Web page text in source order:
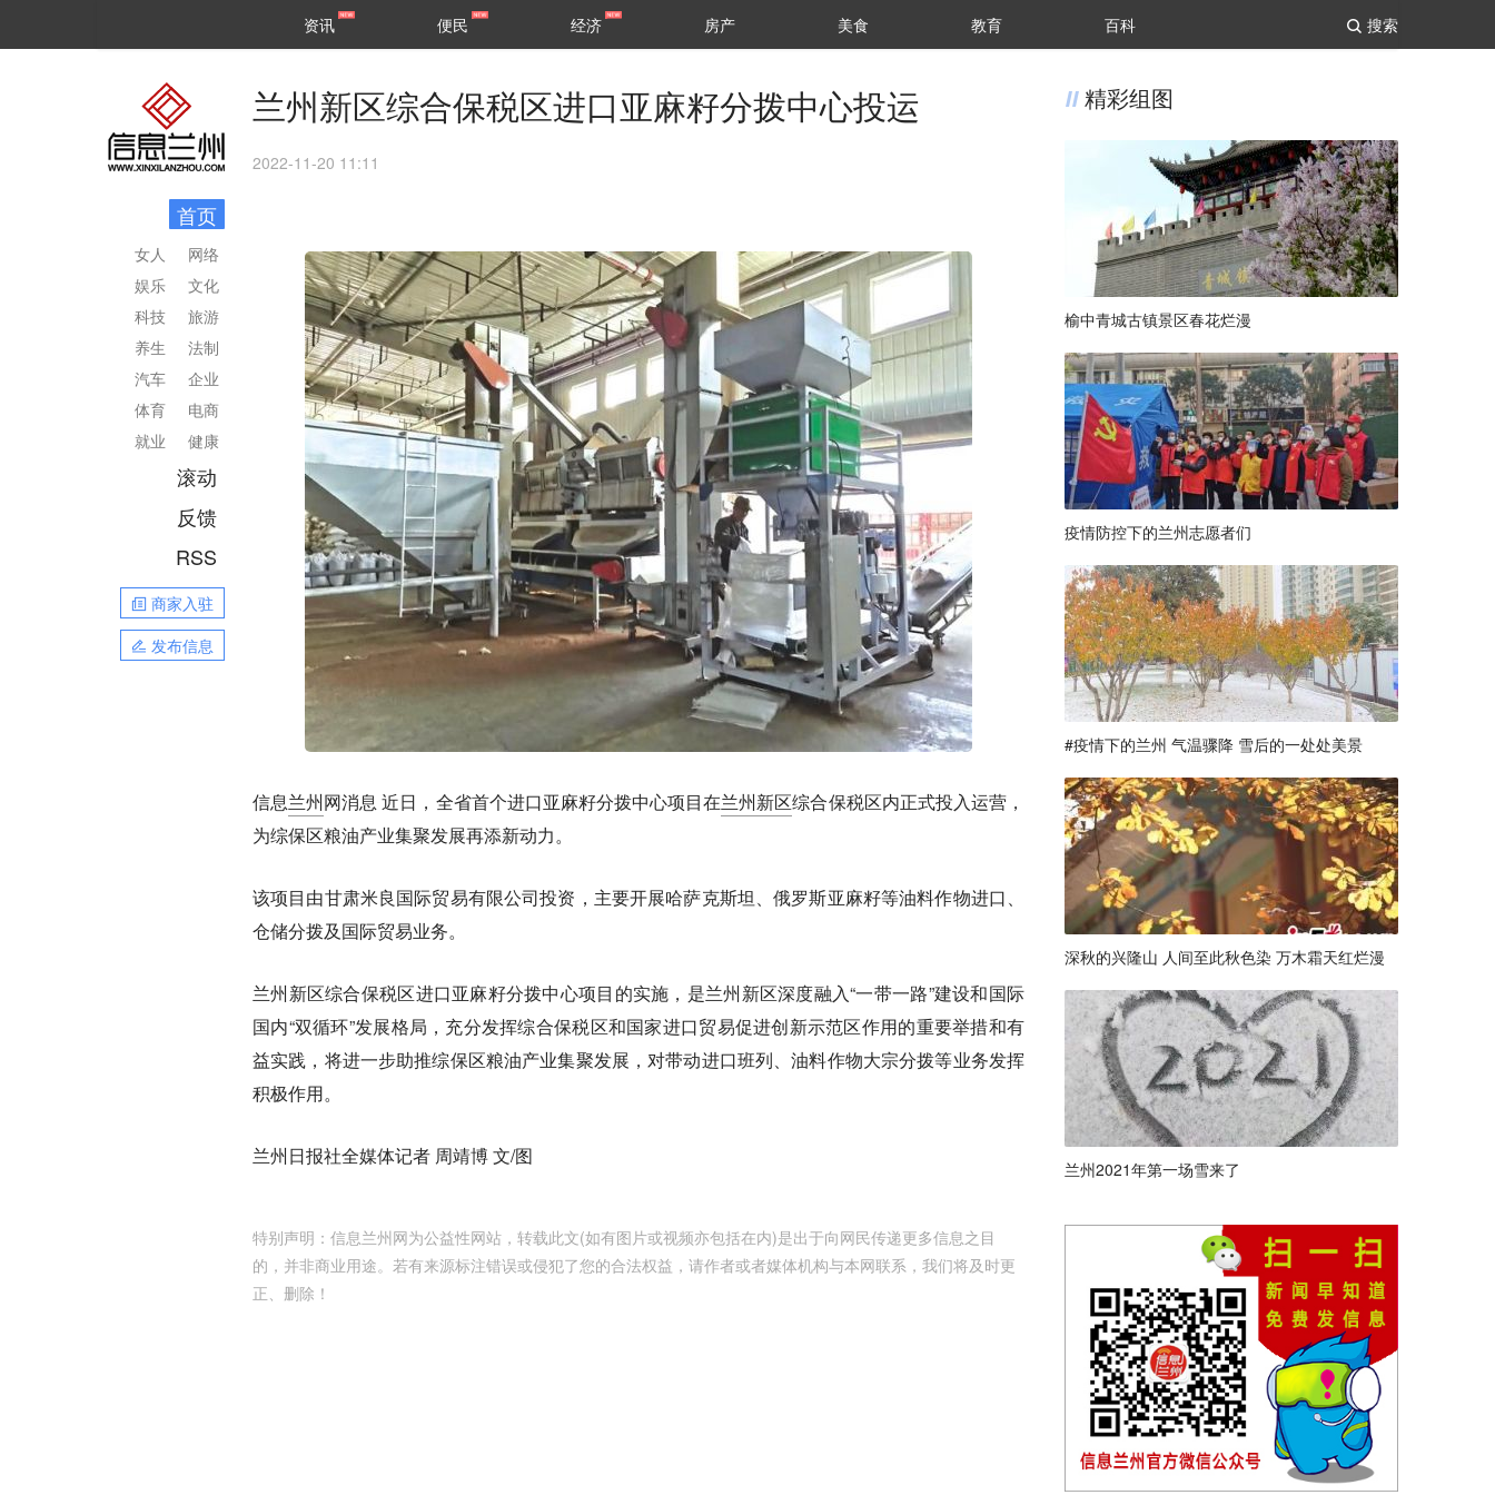
搜索
区县
资讯 便民 经济 房产 美食 教育 百科
首页
网络
文化
旅游
法制
企业
电商
健康
女人
娱乐
科技
养生
汽车
体育
就业
滚动
反馈
RSS
商家入驻
发布信息
兰州新区综合保税区进口亚麻籽分拨中心投运
2022-11-20 11:11
信息兰州网消息 近日，全省首个进口亚麻籽分拨中心项目在兰州新区综合保税区内正式投入运营，
为综保区粮油产业集聚发展再添新动力。
该项目由甘肃米良国际贸易有限公司投资，主要开展哈萨克斯坦、俄罗斯亚麻籽等油料作物进口、
仓储分拨及国际贸易业务。
兰州新区综合保税区进口亚麻籽分拨中心项目的实施，是兰州新区深度融入“一带一路”建设和国际
国内“双循环”发展格局，充分发挥综合保税区和国家进口贸易促进创新示范区作用的重要举措和有
益实践，将进一步助推综保区粮油产业集聚发展，对带动进口班列、油料作物大宗分拨等业务发挥
积极作用。
兰州日报社全媒体记者 周靖博 文/图
特别声明：信息兰州网为公益性网站，转载此文(如有图片或视频亦包括在内)是出于向网民传递更多信息之目
的，并非商业用途。若有来源标注错误或侵犯了您的合法权益，请作者或者媒体机构与本网联系，我们将及时更
正、删除！
精彩组图
榆中青城古镇景区春花烂漫
疫情防控下的兰州志愿者们
#疫情下的兰州 气温骤降 雪后的一处处美景
深秋的兴隆山 人间至此秋色染 万木霜天红烂漫
兰州2021年第一场雪来了